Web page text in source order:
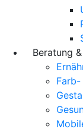
Beratung